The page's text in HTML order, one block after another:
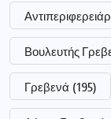
Βουλευτής
Γρεβενά (195)